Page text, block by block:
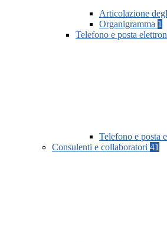
Articolazione
Organigramma 1
Telefono e posta
Telefono e posta
Consulenti e collaboratori 41